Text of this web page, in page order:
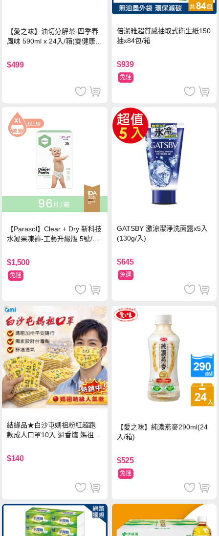
【愛之味】油切分解茶-四季春
風味 590ml x 24入/箱(雙健康認
$499
倍潔雅超質感抽取式衛生紙150
抽x84包/箱
$939
免運
【Parasol】Clear + Dry 新科技
水凝果凍褲-工藝升級版 5號/XL
$1,500
免運
GATSBY 激涼潔淨洗面露x5入
(130g/入)
$645
免運
結緣品★白沙屯媽祖粉紅超跑
款成人口罩10入 過香爐 媽祖加
$140
【愛之味】純濃燕麥290ml(24
入/箱)
$525
免運